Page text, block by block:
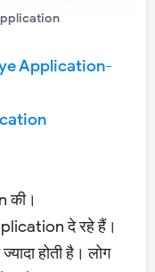
Application-
की।
दे रहे हैं।
होती है। लोग